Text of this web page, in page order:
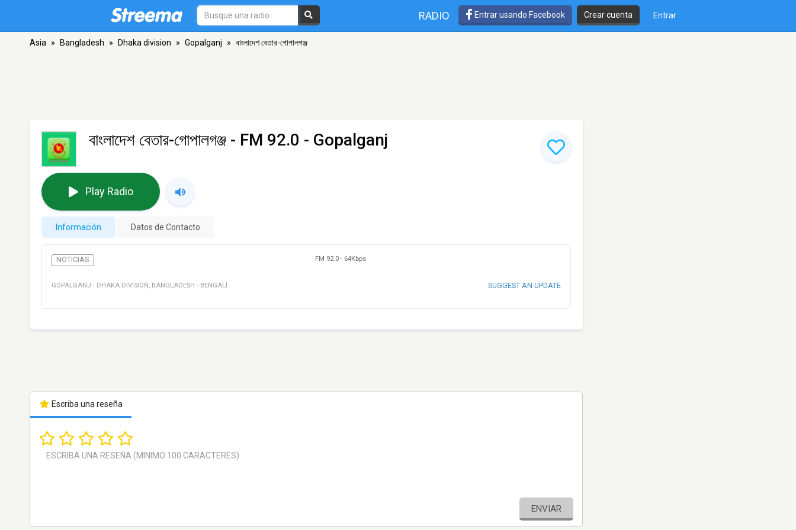
RADIO Entrar usando Facebook Crear cuenta Entrar
Asia » Bangladesh » Dhaka division » Gopalganj » বাংলাদেশ বেতার-গোপালগঞ্জ
বাংলাদেশ বেতার-গোপালগঞ্জ - FM 92.0 - Gopalganj
Play Radio
Información Datos de Contacto
NOTICIAS FM 92.0 - 64Kbps
GOPALGANJ · DHAKA DIVISION , BANGLADESH · BENGALÍ SUGGEST AN UPDATE
Escriba una reseña
ENVIAR